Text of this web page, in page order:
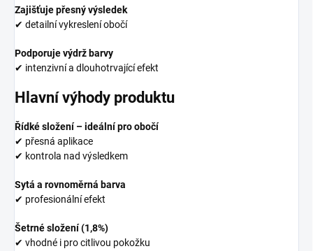
Zajišťuje přesný výsledek
✔ detailní vykreslení obočí
Podporuje výdrž barvy
✔ intenzivní a dlouhotrvající efekt
Hlavní výhody produktu
Řídké složení – ideální pro obočí
✔ přesná aplikace
✔ kontrola nad výsledkem
Sytá a rovnoměrná barva
✔ profesionální efekt
Šetrné složení (1,8%)
✔ vhodné i pro citlivou pokožku